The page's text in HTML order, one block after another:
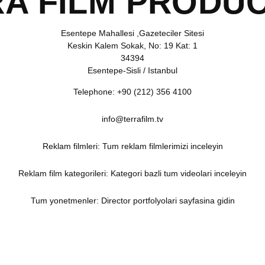
Esentepe Mahallesi ,Gazeteciler Sitesi
Keskin Kalem Sokak, No: 19 Kat: 1
34394
Esentepe-Sisli / Istanbul
Telephone: +90 (212) 356 4100
info@terrafilm.tv
Reklam filmleri: Tum reklam filmlerimizi inceleyin
Reklam film kategorileri: Kategori bazli tum videolari inceleyin
Tum yonetmenler: Director portfolyolari sayfasina gidin